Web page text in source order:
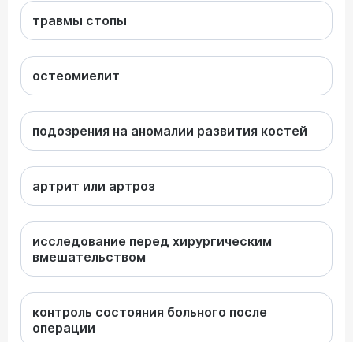
травмы стопы
остеомиелит
подозрения на аномалии развития костей
артрит или артроз
исследование перед хирургическим
вмешательством
контроль состояния больного после
операции